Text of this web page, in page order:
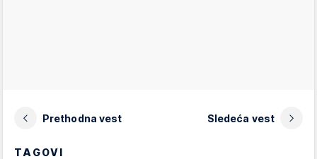
Prethodna vest Sledeća vest
TAGOVI